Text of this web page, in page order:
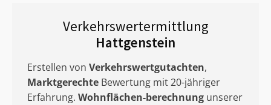
Verkehrswertermittlung
Hattgenstein
Erstellen von Verkehrswertgutachten,
Marktgerechte Bewertung mit 20-jähriger
Erfahrung. Wohnflächen-berechnung unserer